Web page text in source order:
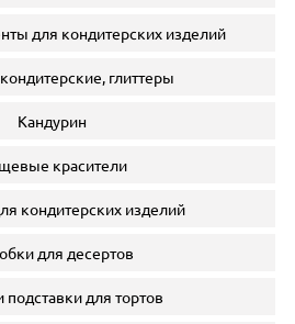
для кондитерских изделий
глиттеры
Кандурин
красители
кондитерских изделий
для десертов
подставки для тортов